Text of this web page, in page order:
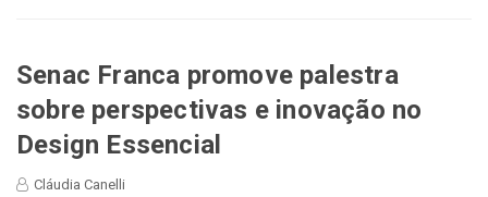
Senac Franca promove palestra
sobre perspectivas e inovação no
Design Essencial
Cláudia Canelli